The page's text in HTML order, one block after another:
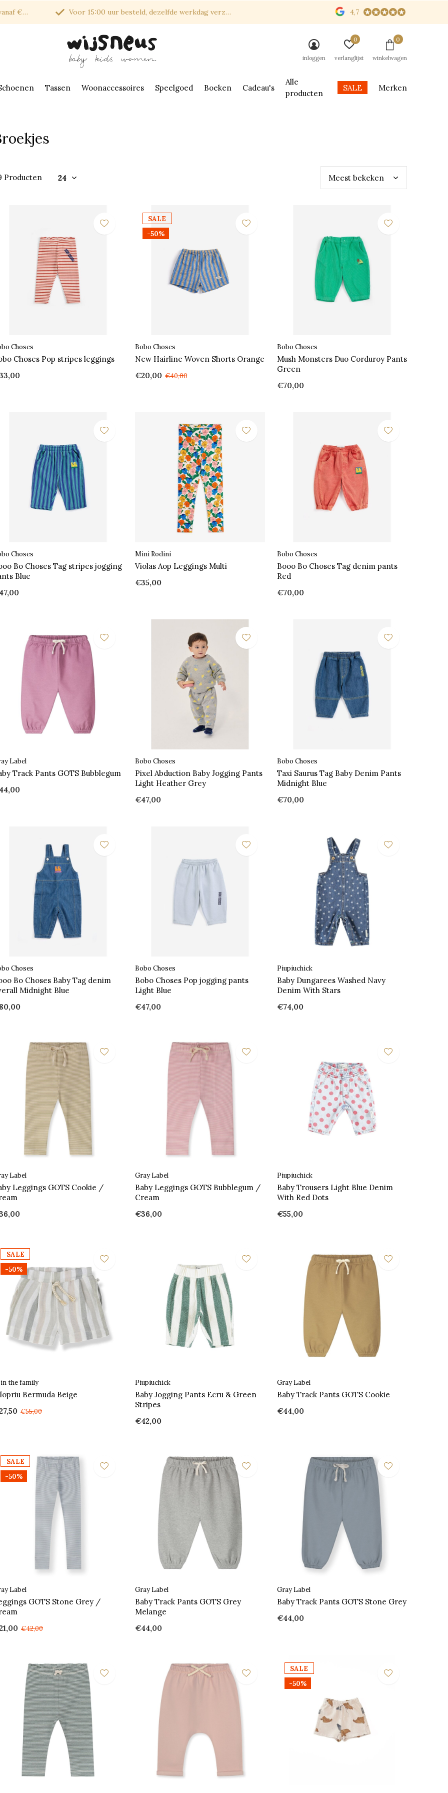
Tassen Woonaccessoires Speelgoed Boeken Cadeau's
Alle
producten
SALE Merken
inloggen verlanglijst
0
winkelwagen
0
€150* Voor 15:00 uur besteld, dezelfde werkdag verzonden 4,7
Producten
Choses
Choses Pop stripes leggings
SALE
-50%
Bobo Choses
New Hairline Woven Shorts Orange
€20,00 €40,00
Bobo Choses
Mush Monsters Duo Corduroy Pants
Green
€70,00
Choses
Bo Choses Tag stripes jogging
Blue
Mini Rodini
Violas Aop Leggings Multi
€35,00
Bobo Choses
Booo Bo Choses Tag denim pants
Red
€70,00
Label
Track Pants GOTS Bubblegum
Bobo Choses
Pixel Abduction Baby Jogging Pants
Light Heather Grey
€47,00
Bobo Choses
Taxi Saurus Tag Baby Denim Pants
Midnight Blue
€70,00
Choses
Bo Choses Baby Tag denim
Midnight Blue
Bobo Choses
Bobo Choses Pop jogging pants
Light Blue
€47,00
Piupiuchick
Baby Dungarees Washed Navy
Denim With Stars
€74,00
Label
Leggings GOTS Cookie /
Gray Label
Baby Leggings GOTS Bubblegum /
Cream
€36,00
Piupiuchick
Baby Trousers Light Blue Denim
With Red Dots
€55,00
SALE
-50%
in the family
Bermuda Beige
€55,00
Piupiuchick
Baby Jogging Pants Ecru & Green
Stripes
€42,00
Gray Label
Baby Track Pants GOTS Cookie
€44,00
SALE
-50%
Label
GOTS Stone Grey /
€42,00
Gray Label
Baby Track Pants GOTS Grey
Melange
€44,00
Gray Label
Baby Track Pants GOTS Stone Grey
€44,00
SALE
-50%